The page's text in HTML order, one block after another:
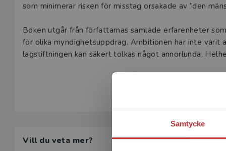
Samtycke
som minimerar risken för misstag orsakade av ”den
Boken utgår från författarnas samlade erfarenheter
för olika myndighetsuppdrag. Ambitionen har inte varit
lagstiftningen kan säkert tolkas något annorlunda.
Vill du veta mer?